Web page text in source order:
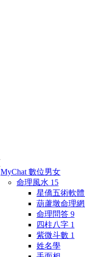
MyChat 數位男女
命理風水 15
星僑五術軟體
葫蘆墩命理網
命理問答 9
四柱八字 1
紫微斗數 1
姓名學